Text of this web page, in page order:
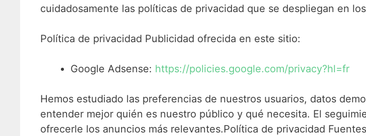
cuidadosamente las políticas de privacidad que se despliegan en
Política de privacidad Publicidad ofrecida en este sitio:
Google Adsense: https://policies.google.com/privacy?hl=fr
Hemos estudiado las preferencias de nuestros usuarios, datos
entender mejor quién es nuestro público y qué necesita. El
ofrecerle los anuncios más relevantes.Política de privacidad